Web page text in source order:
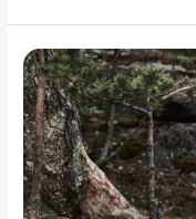
Re.Set
Meditation